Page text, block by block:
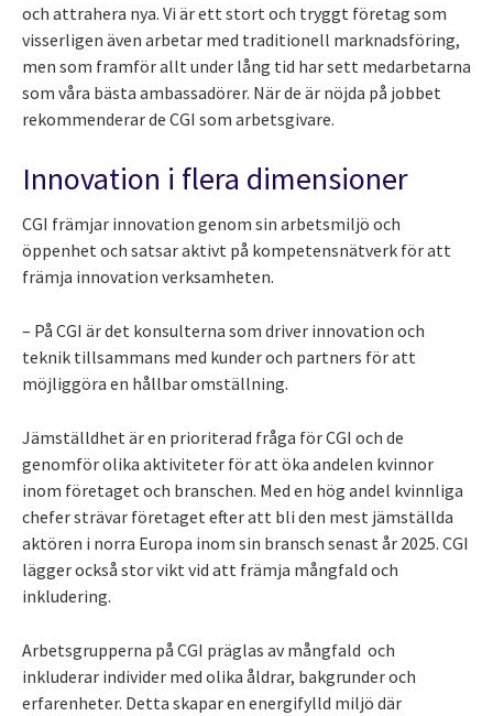
och attrahera nya. Vi är ett stort och tryggt företag som
visserligen även arbetar med traditionell marknadsföring,
men som framför allt under lång tid har sett medarbetarna
som våra bästa ambassadörer. När de är nöjda på jobbet
rekommenderar de CGI som arbetsgivare.
Innovation i flera dimensioner
CGI främjar innovation genom sin arbetsmiljö och
öppenhet och satsar aktivt på kompetensnätverk för att
främja innovation verksamheten.
– På CGI är det konsulterna som driver innovation och
teknik tillsammans med kunder och partners för att
möjliggöra en hållbar omställning.
Jämställdhet är en prioriterad fråga för CGI och de
genomför olika aktiviteter för att öka andelen kvinnor
inom företaget och branschen. Med en hög andel kvinnliga
chefer strävar företaget efter att bli den mest jämställda
aktören i norra Europa inom sin bransch senast år 2025. CGI
lägger också stor vikt vid att främja mångfald och
inkludering.
Arbetsgrupperna på CGI präglas av mångfald och
inkluderar individer med olika åldrar, bakgrunder och
erfarenheter. Detta skapar en energifylld miljö där